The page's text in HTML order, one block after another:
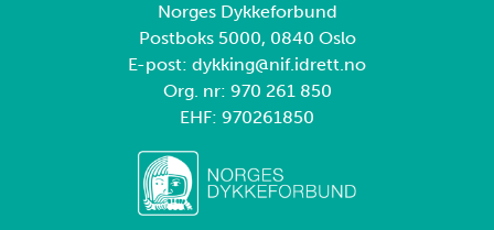
Norges Dykkeforbund
Postboks 5000, 0840 Oslo
E-post: dykking@nif.idrett.no
Org. nr: 970 261 850
EHF: 970261850